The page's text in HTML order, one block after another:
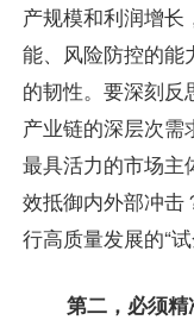
产规模和利润增长
能、风险防控的能
的韧性。要深刻反
产业链的深层次需
最具活力的市场主
效抵御内外部冲击
行高质量发展的“试
第二，必须精